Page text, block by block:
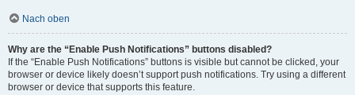
Nach oben
Why are the “Enable Push Notifications” buttons disabled?
If the “Enable Push Notifications” buttons is visible but cannot be clicked, your
browser or device likely doesn’t support push notifications. Try using a different
browser or device that supports this feature.